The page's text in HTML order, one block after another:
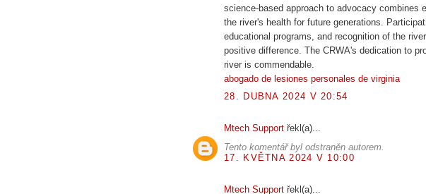
science-based approach to advocacy combines
the river's health for future generations.
educational programs, and recognition of the
positive difference. The CRWA's dedication to
river is commendable.
abogado de lesiones personales de virginia
28. DUBNA 2024 V 20:54
Mtech Support řekl(a)...
Tento komentář byl odstraněn autorem.
17. KVĚTNA 2024 V 10:00
Mtech Support řekl(a)...